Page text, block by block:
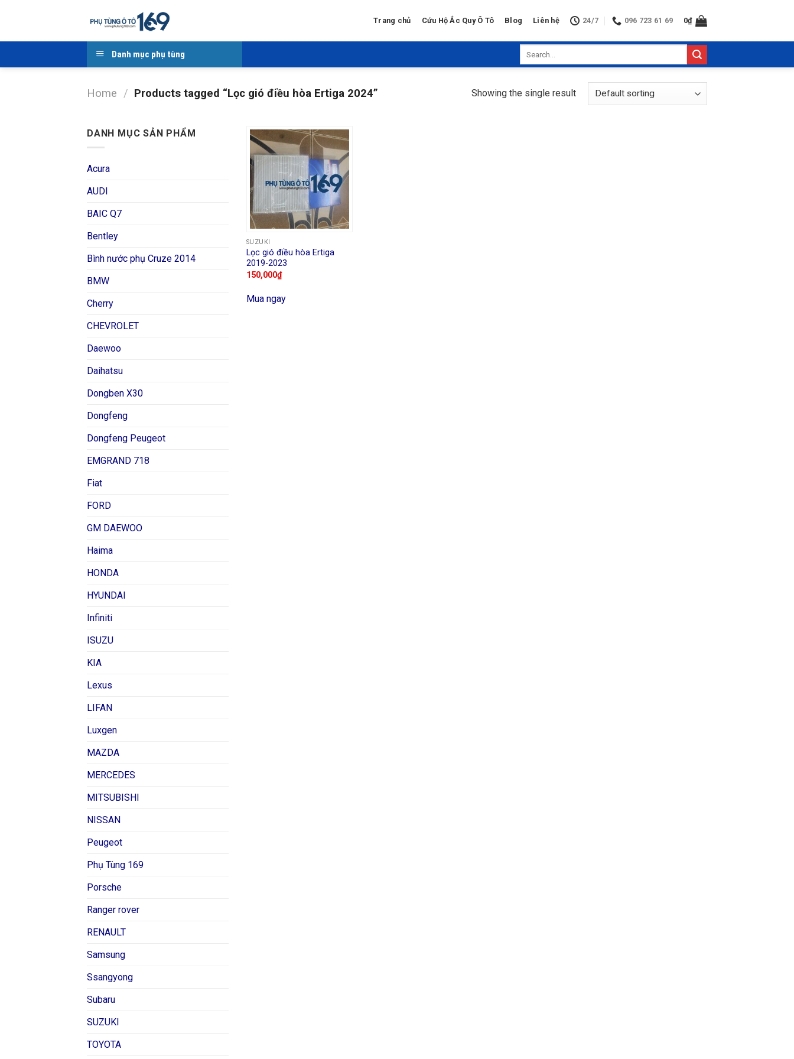
Trang chủ Cứu Hộ Ắc Quy Ô Tô Blog Liên hệ 24/7 096 723 61 69 0₫
Danh mục phụ tùng
Home / Products tagged “Lọc gió điều hòa Ertiga 2024” Showing the single result
DANH MỤC SẢN PHẨM
Acura
AUDI
BAIC Q7
Bentley
Bình nước phụ Cruze 2014
BMW
Cherry
CHEVROLET
Daewoo
Daihatsu
Dongben X30
Dongfeng
Dongfeng Peugeot
EMGRAND 718
Fiat
FORD
GM DAEWOO
Haima
HONDA
HYUNDAI
Infiniti
ISUZU
KIA
Lexus
LIFAN
Luxgen
MAZDA
MERCEDES
MITSUBISHI
NISSAN
Peugeot
Phụ Tùng 169
Porsche
Ranger rover
RENAULT
Samsung
Ssangyong
Subaru
SUZUKI
TOYOTA
SUZUKI
Lọc gió điều hòa Ertiga
2019-2023
150,000₫
Mua ngay